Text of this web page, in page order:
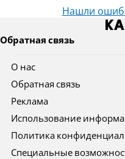
Нашли
Обратная связь
О нас
Обратная связь
Реклама
Использование
Политика
Специальные